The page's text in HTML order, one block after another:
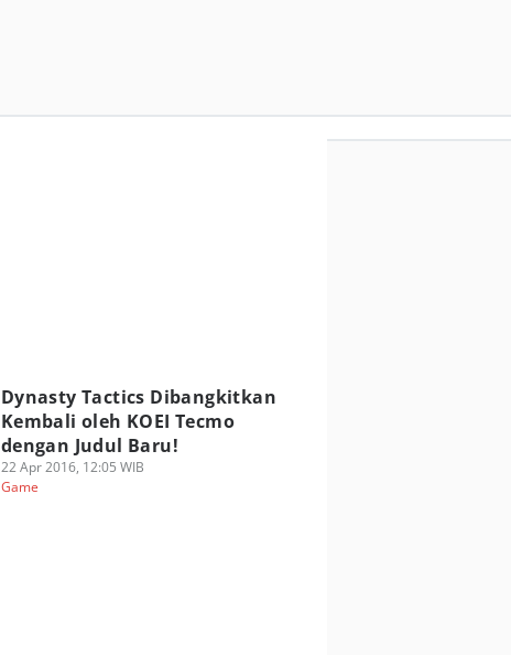
Dynasty Tactics Dibangkitkan
Kembali oleh KOEI Tecmo
dengan Judul Baru!
22 Apr 2016, 12:05 WIB
Game